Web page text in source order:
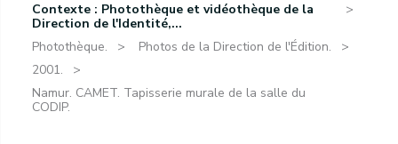
Contexte : Photothèque et vidéothèque de la
Direction de l'Identité,...
Photothèque.
Photos de la Direction de l'Édition.
2001.
Namur. CAMET. Tapisserie murale de la salle du
CODIP.